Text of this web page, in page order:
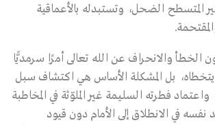
المتسطح الضحل، وتستبدله بالأعماقية
الخطأ والانحراف عن الله تعالى أمرًا سرمديًّا
يتخطاه، بل المشكلة الأساس هي اكتشاف سبل
فطرته السليمة غير الملوّثة في المخاطبة
نفسه في الانطلاق إلى الأمام دون قيود